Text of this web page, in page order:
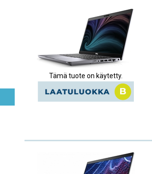
Tämä tuote on käytetty.